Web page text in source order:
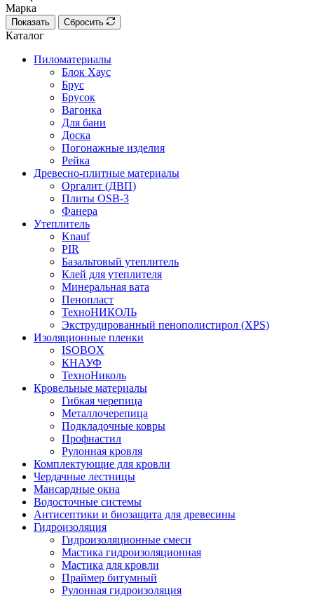
Марка
Показать Сбросить
Каталог
Пиломатериалы
Блок Хаус
Брус
Брусок
Вагонка
Для бани
Доска
Погонажные изделия
Рейка
Древесно-плитные материалы
Оргалит (ДВП)
Плиты OSB-3
Фанера
Утеплитель
Knauf
PIR
Базальтовый утеплитель
Клей для утеплителя
Минеральная вата
Пенопласт
ТехноНИКОЛЬ
Экструдированный пенополистирол (XPS)
Изоляционные пленки
ISOBOX
КНАУФ
ТехноНиколь
Кровельные материалы
Гибкая черепица
Металлочерепица
Подкладочные ковры
Профнастил
Рулонная кровля
Комплектующие для кровли
Чердачные лестницы
Мансардные окна
Водосточные системы
Антисептики и биозащита для древесины
Гидроизоляция
Гидроизоляционные смеси
Мастика гидроизоляционная
Мастика для кровли
Праймер битумный
Рулонная гидроизоляция